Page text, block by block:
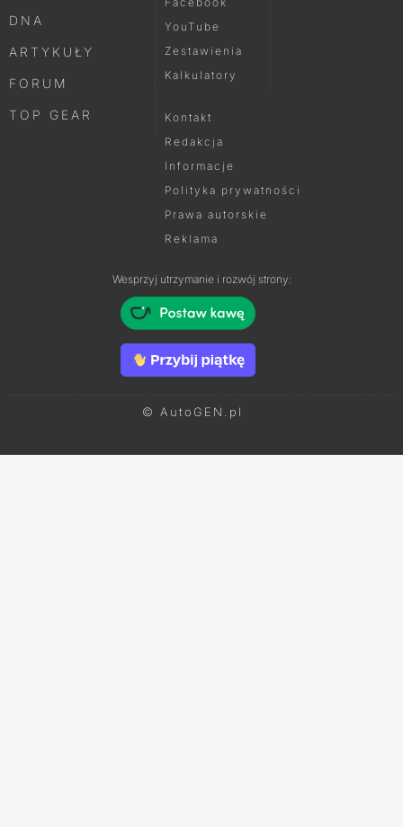
DNA
ARTYKUŁY
FORUM
TOP GEAR
YouTube
Zestawienia
Kalkulatory
Kontakt
Redakcja
Informacje
Polityka prywatności
Prawa autorskie
Reklama
Wesprzyj utrzymanie i rozwój strony:
© AutoGEN.pl